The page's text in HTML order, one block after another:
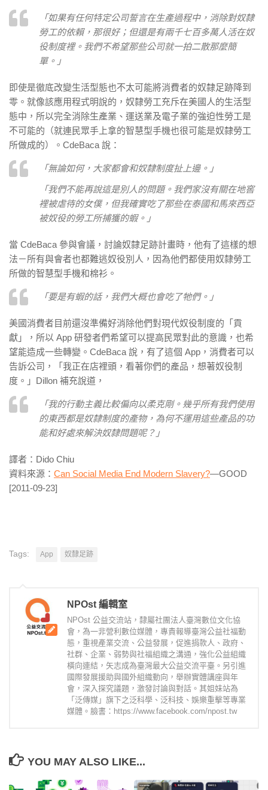
「如果有任何特定公司誓言在生產過程中，消除對奴隸
勞工的依賴，那很好；但還是有兩千七百多萬人活在奴
役制度裡。我們不希望那些公司就一拍二散那麼簡
單。」
即使是徹底改變生活型態也不太可能將消費者的奴隸足跡降到
零。就像該應用程式明說的，奴隸勞工充斥在美國人的生活型
態中，所以完全消除生產業、運送業及電子業的強迫性勞工是
不可能的（就連民眾手上拿的智慧型手機也很可能是奴隸勞工
所做成的）。CdeBaca 說：
「無論如何，大家都會和奴隸制度扯上邊。」
「我們不能再說這是別人的問題。我們家沒有關在地窖
裡被虐待的女僕，但我確實吃了那些在泰國和馬來西亞
被奴役的勞工所捕獲的蝦。」
當 CdeBaca 參與會議，討論奴隸足跡計畫時，他有了這樣的想
法－所有與會者也都難逃奴役別人，因為他們都使用奴隸勞工
所做的智慧型手機和棉衫。
「要是有蝦的話，我們大概也會吃了牠們。」
美國消費者目前還沒準備好消除他們對現代奴役制度的「貢
獻」，所以 App 研發者們希望可以提高民眾對此的意識，也希
望能造成一些轉變。CdeBaca 說，有了這個 App，消費者可以
告訴公司，「我正在店裡頭，看著你們的產品，想著奴役制
度。」Dillon 補充說道，
「我的行動主義比較偏向以柔克剛。幾乎所有我們使用
的東西都是奴隸制度的產物，為何不運用這些產品的功
能和好處來解決奴隸問題呢？」
譯者：Dido Chiu
資料來源： Can Social Media End Modern Slavery?—GOOD
[2011-09-23]
Tags: App 奴隸足跡
NPOst 編輯室
NPOst 公益交流站，隸屬社團法人臺灣數位文化協
會，為一非營利數位媒體，專責報導臺灣公益社福動
態，重視產業交流、公益發展，促進捐款人、政府、
社群、企業、弱勢與社福組織之溝通，強化公益組織
橫向連結，矢志成為臺灣最大公益交流平臺。另引進
國際發展援助與國外組織動向，舉辦實體講座與年
會，深入探究議題，激發討論與對話。其姐妹站為
「泛傳媒」旗下之泛科學、泛科技、娛樂重擊等專業
媒體。臉書：https://www.facebook.com/npost.tw
YOU MAY ALSO LIKE...